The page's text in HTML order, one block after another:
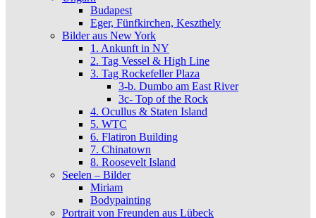
Budapest
Eger, Fünfkirchen, Keszthely
Bilder aus New York
1. Ankunft in NY
2. Tag Vessel & High Line
3. Tag Rockefeller Plaza
3-b. Dumbo am East River
3c- Top of the Rock
4. Ocullus & Staten Island
5. WTC
6. Flatiron Building
7. Chinatown
8. Roosevelt Island
Seelen – Bilder
Miriam
Bodypainting
Portrait von Freunden aus Lübeck